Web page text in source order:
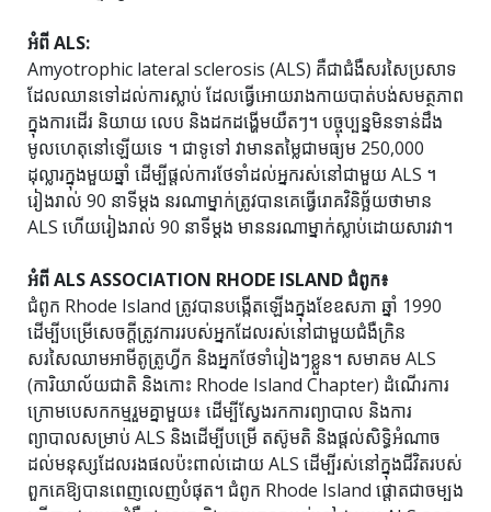
អំពី ALS:
Amyotrophic lateral sclerosis (ALS) គឺជាជំងឺសរសៃប្រសាទ
ដែលឈានទៅដល់ការស្លាប់ ដែលធ្វើអោយរាងកាយបាត់បង់សមត្ថភាព
ក្នុងការដើរ និយាយ លេប និងដកដង្ហើមយឺតៗ។ បច្ចុប្បន្ន​មិន​ទាន់​ដឹង​
មូលហេតុ​នៅឡើយ​ទេ ។ ជាទូទៅ វាមានតម្លៃជាមធ្យម 250,000
ដុល្លារក្នុងមួយឆ្នាំ ដើម្បីផ្តល់ការថែទាំដល់អ្នករស់នៅជាមួយ ALS ។
រៀងរាល់ 90 នាទីម្តង នរណាម្នាក់ត្រូវបានគេធ្វើរោគវិនិច្ឆ័យថាមាន
ALS ហើយរៀងរាល់ 90 នាទីម្តង មាននរណាម្នាក់ស្លាប់ដោយសារវា។
អំពី ALS ASSOCIATION RHODE ISLAND ជំពូក៖
ជំពូក Rhode Island ត្រូវបានបង្កើតឡើងក្នុងខែឧសភា ឆ្នាំ 1990
ដើម្បីបម្រើសេចក្តីត្រូវការរបស់អ្នកដែលរស់នៅជាមួយជំងឺក្រិន
សរសៃឈាមអាមីតូត្រូហ្វីក និងអ្នកថែទាំរៀងៗខ្លួន។ សមាគម ALS
(ការិយាល័យជាតិ និងកោះ Rhode Island Chapter) ដំណើរការ
ក្រោមបេសកកម្មរួមគ្នាមួយ៖ ដើម្បីស្វែងរកការព្យាបាល និងការ
ព្យាបាលសម្រាប់ ALS និងដើម្បីបម្រើ តស៊ូមតិ និងផ្តល់សិទ្ធិអំណាច
ដល់មនុស្សដែលរងផលប៉ះពាល់ដោយ ALS ដើម្បីរស់នៅក្នុងជីវិតរបស់
ពួកគេឱ្យបានពេញលេញបំផុត។ ជំពូក Rhode Island ផ្តោតជាចម្បង